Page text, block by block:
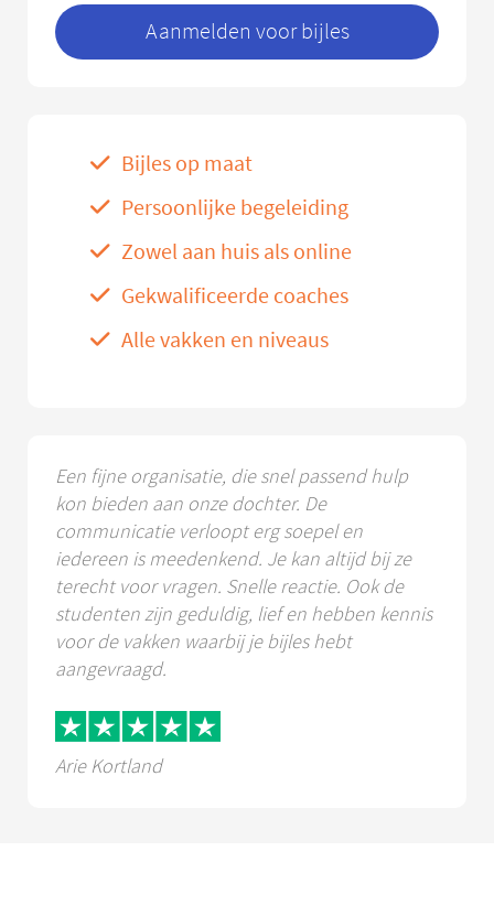
Aanmelden voor bijles
Bijles op maat
Persoonlijke begeleiding
Zowel aan huis als online
Gekwalificeerde coaches
Alle vakken en niveaus
Een fijne organisatie, die snel passend hulp
kon bieden aan onze dochter. De
communicatie verloopt erg soepel en
iedereen is meedenkend. Je kan altijd bij ze
terecht voor vragen. Snelle reactie. Ook de
studenten zijn geduldig, lief en hebben kennis
voor de vakken waarbij je bijles hebt
aangevraagd.
Arie Kortland